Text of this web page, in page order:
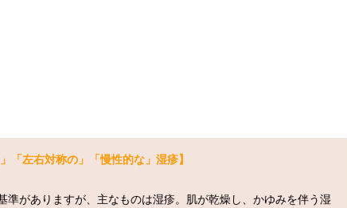
「左右対称の」「慢性的な」湿疹】
準がありますが、主なものは湿疹。肌が乾燥し、かゆみを伴う湿